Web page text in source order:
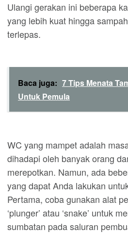
Ulangi gerakan ini beberapa
yang lebih kuat hingga
terlepas.
Baca juga: 7 Tips Menata
Untuk Pemula
WC yang mampet adalah
dihadapi oleh banyak orang
merepotkan. Namun, ada
yang dapat Anda lakukan
Pertama, coba gunakan alat
‘plunger’ atau ‘snake’ untuk
sumbatan pada saluran